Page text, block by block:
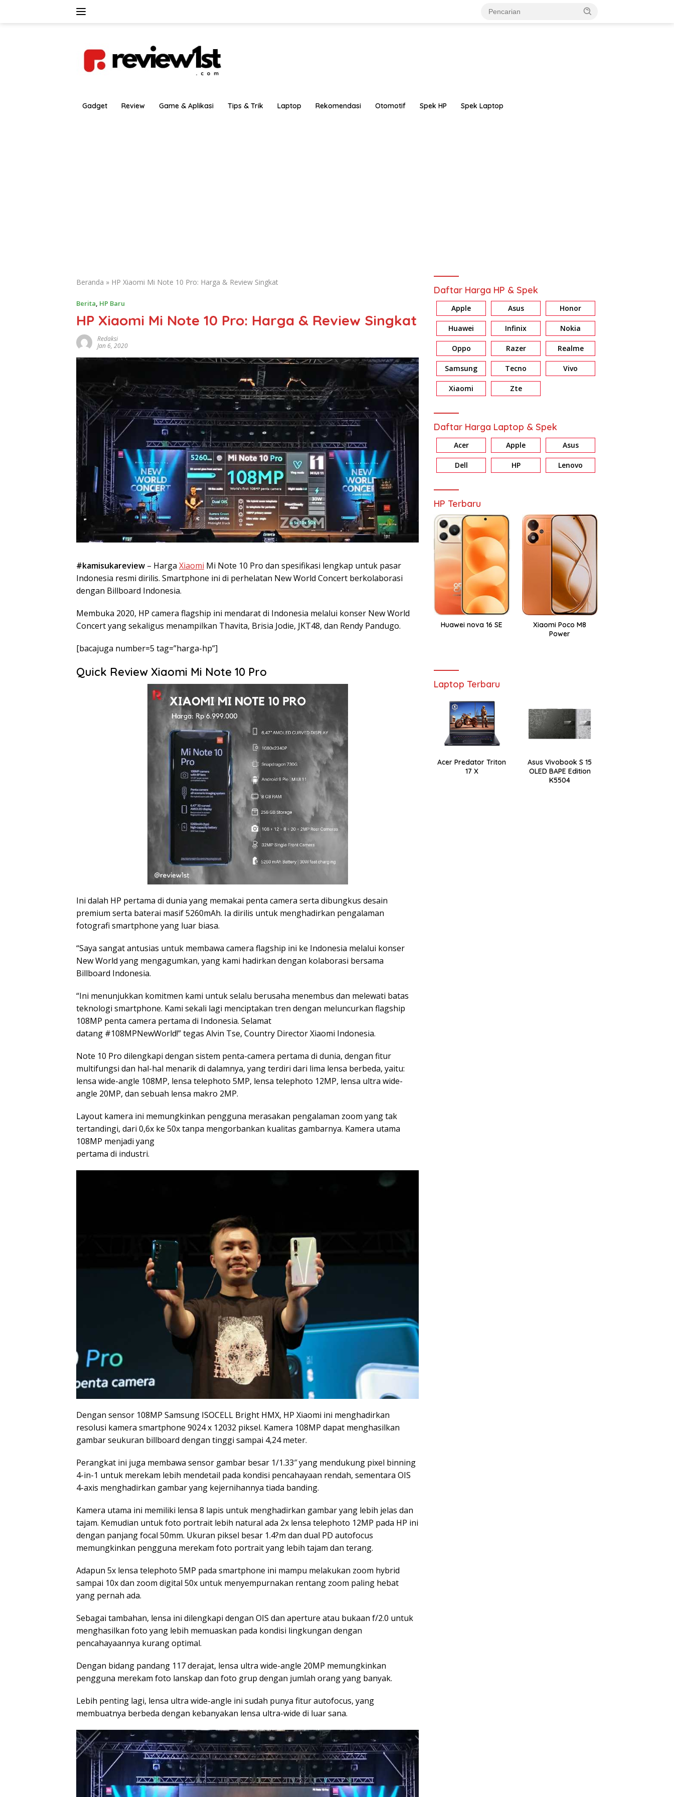
Gadget Review Game & Aplikasi Tips & Trik Laptop Rekomendasi Otomotif Spek HP Spek Laptop
Beranda » HP Xiaomi Mi Note 10 Pro: Harga & Review Singkat
Berita, HP Baru
HP Xiaomi Mi Note 10 Pro: Harga & Review Singkat
Redaksi
Jan 6, 2020
#kamisukareview – Harga Xiaomi Mi Note 10 Pro dan spesifikasi lengkap untuk pasar
Indonesia resmi dirilis. Smartphone ini di perhelatan New World Concert berkolaborasi
dengan Billboard Indonesia.
Membuka 2020, HP camera flagship ini mendarat di Indonesia melalui konser New World
Concert yang sekaligus menampilkan Thavita, Brisia Jodie, JKT48, dan Rendy Pandugo.
[bacajuga number=5 tag=”harga-hp”]
Quick Review Xiaomi Mi Note 10 Pro
Ini dalah HP pertama di dunia yang memakai penta camera serta dibungkus desain
premium serta baterai masif 5260mAh. Ia dirilis untuk menghadirkan pengalaman
fotografi smartphone yang luar biasa.
“Saya sangat antusias untuk membawa camera flagship ini ke Indonesia melalui konser
New World yang mengagumkan, yang kami hadirkan dengan kolaborasi bersama
Billboard Indonesia.
“Ini menunjukkan komitmen kami untuk selalu berusaha menembus dan melewati batas
teknologi smartphone. Kami sekali lagi menciptakan tren dengan meluncurkan flagship
108MP penta camera pertama di Indonesia. Selamat
datang #108MPNewWorld!” tegas Alvin Tse, Country Director Xiaomi Indonesia.
Note 10 Pro dilengkapi dengan sistem penta-camera pertama di dunia, dengan fitur
multifungsi dan hal-hal menarik di dalamnya, yang terdiri dari lima lensa berbeda, yaitu:
lensa wide-angle 108MP, lensa telephoto 5MP, lensa telephoto 12MP, lensa ultra wide-
angle 20MP, dan sebuah lensa makro 2MP.
Layout kamera ini memungkinkan pengguna merasakan pengalaman zoom yang tak
tertandingi, dari 0,6x ke 50x tanpa mengorbankan kualitas gambarnya. Kamera utama
108MP menjadi yang
pertama di industri.
Dengan sensor 108MP Samsung ISOCELL Bright HMX, HP Xiaomi ini menghadirkan
resolusi kamera smartphone 9024 x 12032 piksel. Kamera 108MP dapat menghasilkan
gambar seukuran billboard dengan tinggi sampai 4,24 meter.
Perangkat ini juga membawa sensor gambar besar 1/1.33″ yang mendukung pixel binning
4-in-1 untuk merekam lebih mendetail pada kondisi pencahayaan rendah, sementara OIS
4-axis menghadirkan gambar yang kejernihannya tiada banding.
Kamera utama ini memiliki lensa 8 lapis untuk menghadirkan gambar yang lebih jelas dan
tajam. Kemudian untuk foto portrait lebih natural ada 2x lensa telephoto 12MP pada HP ini
dengan panjang focal 50mm. Ukuran piksel besar 1.4?m dan dual PD autofocus
memungkinkan pengguna merekam foto portrait yang lebih tajam dan terang.
Adapun 5x lensa telephoto 5MP pada smartphone ini mampu melakukan zoom hybrid
sampai 10x dan zoom digital 50x untuk menyempurnakan rentang zoom paling hebat
yang pernah ada.
Sebagai tambahan, lensa ini dilengkapi dengan OIS dan aperture atau bukaan f/2.0 untuk
menghasilkan foto yang lebih memuaskan pada kondisi lingkungan dengan
pencahayaannya kurang optimal.
Dengan bidang pandang 117 derajat, lensa ultra wide-angle 20MP memungkinkan
pengguna merekam foto lanskap dan foto grup dengan jumlah orang yang banyak.
Lebih penting lagi, lensa ultra wide-angle ini sudah punya fitur autofocus, yang
membuatnya berbeda dengan kebanyakan lensa ultra-wide di luar sana.
Daftar Harga HP & Spek
Apple Asus Honor
Huawei Infinix Nokia
Oppo Razer Realme
Samsung Tecno Vivo
Xiaomi Zte
Daftar Harga Laptop & Spek
Acer Apple Asus
Dell HP Lenovo
HP Terbaru
Huawei nova 16 SE
Xiaomi Poco M8
Power
Laptop Terbaru
Acer Predator Triton
17 X
Asus Vivobook S 15
OLED BAPE Edition
K5504